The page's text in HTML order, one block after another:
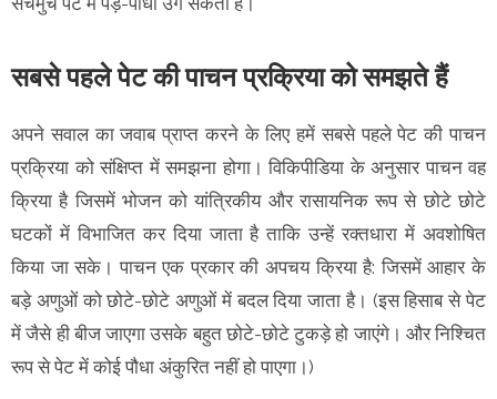
सबसे पहले पेट की पाचन प्रक्रिया को समझते हैं
अपने सवाल का जवाब प्राप्त करने के लिए हमें सबसे पहले पेट की पाचन
प्रक्रिया को संक्षिप्त में समझना होगा। विकिपीडिया के अनुसार पाचन वह
क्रिया है जिसमें भोजन को यांत्रि‍कीय और रासायनिक रूप से छोटे छोटे
घटकों में विभाजित कर दिया जाता है ताकि उन्हें रक्तधारा में अवशोषित
किया जा सके। पाचन एक प्रकार की अपचय क्रिया है: जिसमें आहार के
बड़े अणुओं को छोटे-छोटे अणुओं में बदल दिया जाता है। (इस हिसाब से पेट
में जैसे ही बीज जाएगा उसके बहुत छोटे-छोटे टुकड़े हो जाएंगे। और निश्चित
रूप से पेट में कोई पौधा अंकुरित नहीं हो पाएगा।)